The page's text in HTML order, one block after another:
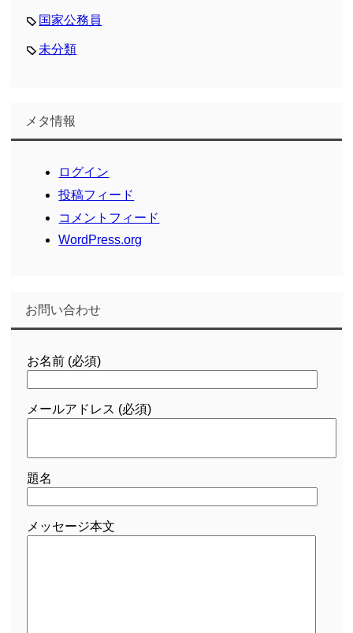
国家公務員
未分類
メタ情報
ログイン
投稿フィード
コメントフィード
WordPress.org
お問い合わせ
お名前 (必須)
メールアドレス (必須)
題名
メッセージ本文